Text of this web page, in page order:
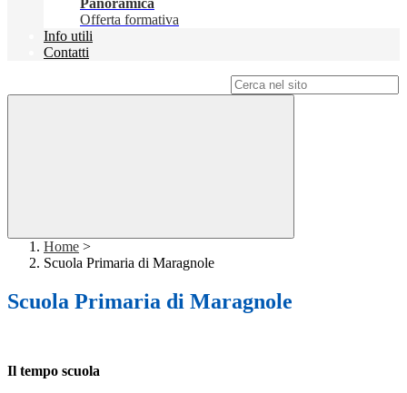
Panoramica
Offerta formativa
Info utili
Contatti
Home >
Scuola Primaria di Maragnole
Scuola Primaria di Maragnole
Il tempo scuola